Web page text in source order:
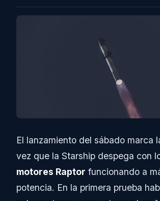
El lanzamiento del sábado marca
vez que la Starship despega con
motores Raptor funcionando a
potencia. En la primera prueba